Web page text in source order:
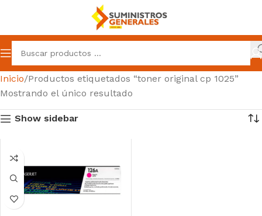
Inicio Productos etiquetados “toner original cp 1025”
Mostrando el único resultado
Show sidebar